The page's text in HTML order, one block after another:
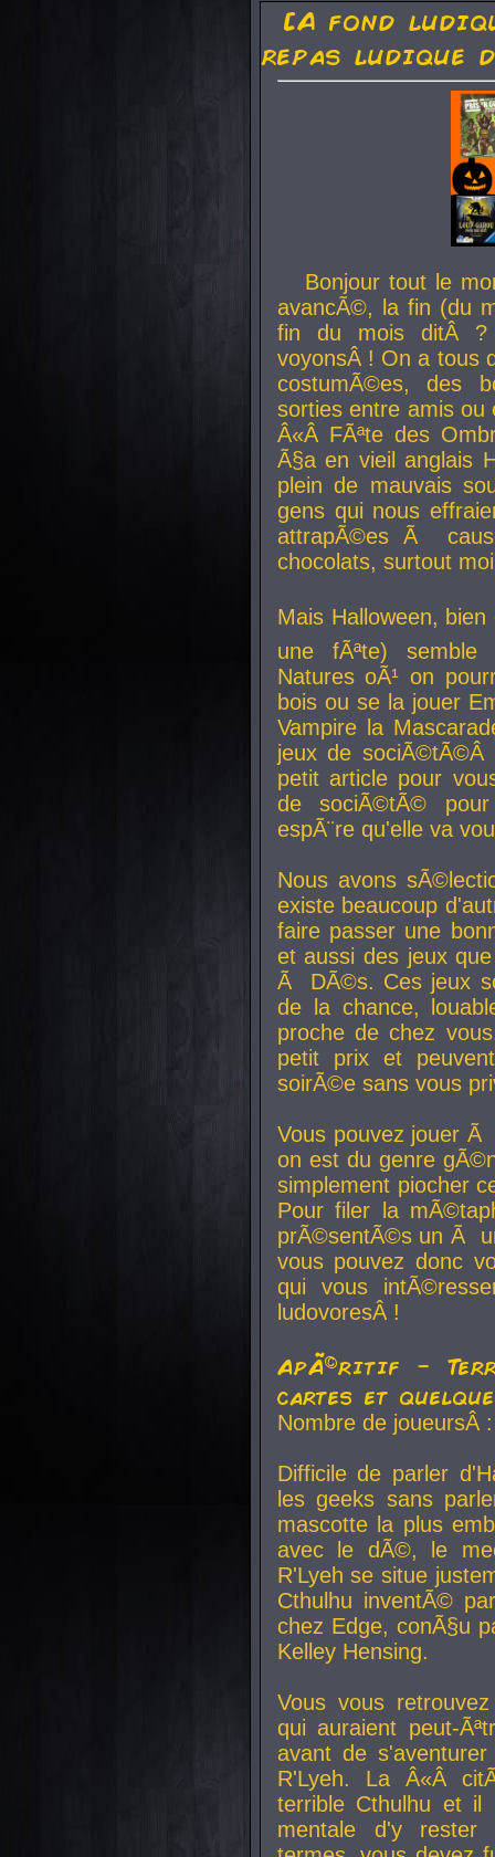
[A fond
repas ludique
Bonjour tout le
avancÃ©, la fin (du
fin du mois ditÂ ?
voyonsÂ ! On a tous
costumÃ©es, des
sorties entre amis
Â«Â FÃªte des
Ã§a en vieil anglais
plein de mauvais
gens qui nous
attrapÃ©es Ã
chocolats, surtout
Mais Halloween, bien
une fÃªte) semble
Natures oÃ¹ on
bois ou se la jouer
Vampire la
jeux de
petit article pour
de sociÃ©tÃ©
espÃ¨re qu'elle va
Nous avons
existe beaucoup
faire passer une
et aussi des jeux
Ã DÃ©s. Ces jeux
de la chance,
proche de chez
petit prix et
soirÃ©e sans vous
Vous pouvez jouer
on est du genre
simplement piocher
Pour filer la
prÃ©sentÃ©s un Ã
vous pouvez donc
qui vous
ludovoresÂ !
ApÃ©ritif -
cartes et
Nombre de
Difficile de parler
les geeks sans
mascotte la plus
avec le dÃ©, le
R'Lyeh se situe
Cthulhu inventÃ©
chez Edge, conÃ§u
Kelley Hensing.
Vous vous
qui auraient peut-
avant de
R'Lyeh. La Â«Â
terrible Cthulhu et
mentale d'y rester